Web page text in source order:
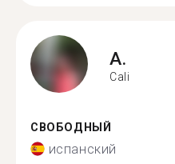
A.
Cali
СВОБОДНЫЙ
испанский